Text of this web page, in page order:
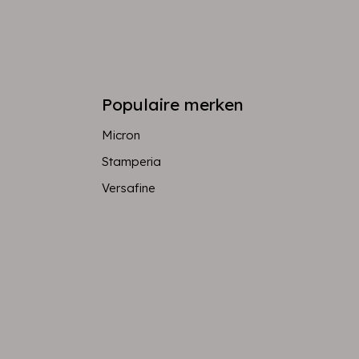
Populaire merken
Micron
Stamperia
Versafine